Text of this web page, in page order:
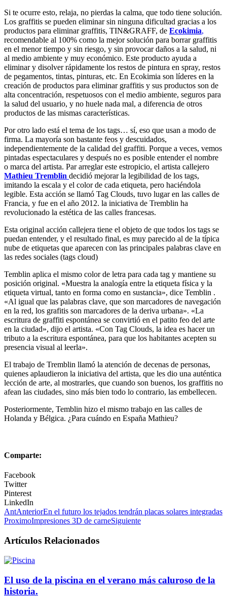
Si te ocurre esto, relaja, no pierdas la calma, que todo tiene solución.
Los graffitis se pueden eliminar sin ninguna dificultad gracias a los
productos para eliminar graffitis, TIN&GRAFF, de Ecokimia,
recomendable al 100% como la mejor solución para borrar graffitis
en el menor tiempo y sin riesgo, y sin provocar daños a la salud, ni
al medio ambiente y muy económico. Este producto ayuda a
eliminar y disolver rápidamente los restos de pintura en spray, restos
de pegamentos, tintas, pinturas, etc. En Ecokimia son líderes en la
creación de productos para eliminar graffitis y sus productos son de
alta concentración, respetuosos con el medio ambiente, seguros para
la salud del usuario, y no huele nada mal, a diferencia de otros
productos de las mismas características.
Por otro lado está el tema de los tags… sí, eso que usan a modo de
firma. La mayoría son bastante feos y descuidados,
independientemente de la calidad del graffiti. Porque a veces, vemos
pintadas espectaculares y después no es posible entender el nombre
o marca del artista. Par arreglar este estropicio, el artista callejero
Mathieu Tremblin decidió mejorar la legibilidad de los tags,
imitando la escala y el color de cada etiqueta, pero haciéndola
legible. Esta acción se llamó Tag Clouds, tuvo lugar en las calles de
Francia, y fue en el año 2012. la iniciativa de Tremblin ha
revolucionado la estética de las calles francesas.
Esta original acción callejera tiene el objeto de que todos los tags se
puedan entender, y el resultado final, es muy parecido al de la típica
nube de etiquetas que aparecen con las principales palabras clave en
las redes sociales (tags cloud)
Temblin aplica el mismo color de letra para cada tag y mantiene su
posición original. «Muestra la analogía entre la etiqueta física y la
etiqueta virtual, tanto en forma como en sustancia», dice Temblin .
«Al igual que las palabras clave, que son marcadores de navegación
en la red, los grafitis son marcadores de la deriva urbana». «La
escritura de graffiti espontánea se convirtió en el patito feo del arte
en la ciudad», dijo el artista. «Con Tag Clouds, la idea es hacer un
tributo a la escritura espontánea, para que los habitantes acepten su
presencia visual al leerla».
El trabajo de Tremblin llamó la atención de decenas de personas,
quienes aplaudieron la iniciativa del artista, que les dio una auténtica
lección de arte, al mostrarles, que cuando son buenos, los graffitis no
afean las ciudades, sino más bien todo lo contrario, las embellecen.
Posteriormente, Temblin hizo el mismo trabajo en las calles de
Holanda y Bélgica. ¿Para cuándo en España Mathieu?
Comparte:
Facebook
Twitter
Pinterest
LinkedIn
AntAnteriorEn el futuro los tejados tendrán placas solares integradas
ProximoImpresiones 3D de carneSiguiente
Artículos Relacionados
El uso de la piscina en el verano más caluroso de la
historia.